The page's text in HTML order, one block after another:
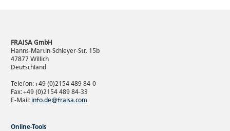
FRAISA GmbH
Hanns-Martin-Schleyer-Str. 15b
47877 Willich
Deutschland
Telefon: +49 (0)2154 489 84-0
Fax: +49 (0)2154 489 84-33
E-Mail:info.de@fraisa.com
Online-Tools